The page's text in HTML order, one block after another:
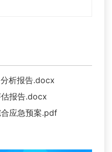
析报告.docx
报告.docx
应急预案.pdf